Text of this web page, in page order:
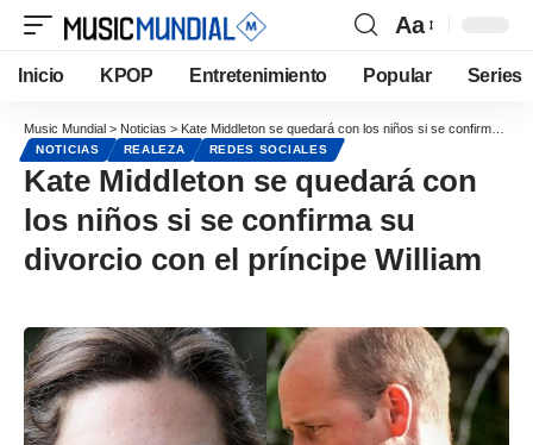
Aa
Inicio KPOP Entretenimiento Popular Series
Music Mundial > Noticias > Kate Middleton se quedará con los niños si se confirma su divorcio con el príncipe William
NOTICIAS REALEZA REDES SOCIALES
Kate Middleton se quedará con
los niños si se confirma su
divorcio con el príncipe William